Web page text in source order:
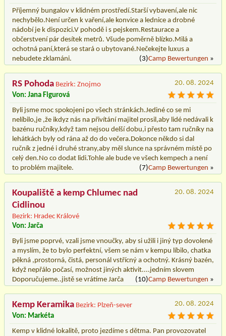
Příjemný bungalov v klidném prostředí.Starší vybavení,ale nic
nechybělo.Není určen k vaření,ale konvice a lednice a drobné
nádobí je k dispozici.V pohodě i s pejskem.Restaurace a
občerstvení pár desítek metrů. Všude poměrně blízko.Milá a
ochotná paní,která se stará o ubytované.Nečekejte luxus a
nebudete zklamáni.
(3)Camp Bewertungen »
RS Pohoda Bezirk: Znojmo
20. 08. 2024
Von: Jana Figurová
Byli jsme moc spokojeni po všech stránkách.Jediné co se mi
nelíbilo,je ,že ikdyz nás na přivítání majitel prosil,aby lidé nedávali k
bazénu ručníky,když tam nejsou delší dobu,i přesto tam ručníky na
lehátkách byly od rána až do do večera.Dokonce někdo si dal
ručník z jedné i druhé strany,aby měl slunce na správném místě po
celý den.No co dodat lidi.Tohle ale bude ve všech kempech a není
to problém majitele.
(7)Camp Bewertungen »
Koupaliště a kemp Chlumec nad
Cidlinou
Bezirk: Hradec Králové
20. 08. 2024
Von: Jarča
Byli jsme poprvé, vzali jsme vnoučky, aby si užili i jiný typ dovolené
a myslím, že to bylo perfektní, všem se nám v kempu líbilo, chatka
pěkná ,prostorná, čistá, personál vstřícný a ochotný. Krásný bazén,
když nepřálo počasí, možnost jiných aktivit....jedním slovem
Doporučujeme..jistě se vrátíme Jarča
(10)Camp Bewertungen »
Kemp Keramika Bezirk: Plzeň-sever
20. 08. 2024
Von: Markéta
Kemp v klidné lokalitě, proto jezdíme s dětma. Pan provozovatel